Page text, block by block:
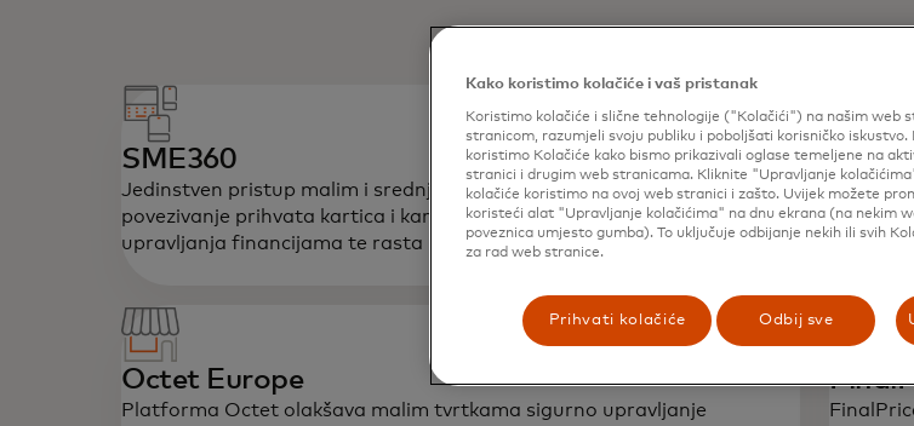
SME360
Jedinstven pristup malim i srednjim poduzetnicima koji olakšava
povezivanje prihvata kartica i kartičnog plaćanja s ciljem što uspješnijeg
upravljanja financijama te rasta poslovanja.
Octet Europe
Platforma Octet olakšava malim tvrtkama sigurno upravljanje
Kako koristimo kolačiće i vaš pristanak
Koristimo kolačiće i slične tehnologije ("Kolačići") na našim web
stranicom, razumjeli svoju publiku i poboljšati korisničko
koristimo Kolačiće kako bismo prikazivali oglase temeljene na
stranici i drugim web stranicama. Kliknite "Upravljanje
kolačiće koristimo na ovoj web stranici i zašto. Uvijek možete
koristeći alat "Upravljanje kolačićima" na dnu ekrana (na nekim
poveznica umjesto gumba). To uključuje odbijanje nekih ili svih
za rad web stranice.
Prihvati kolačiće Odbij sve